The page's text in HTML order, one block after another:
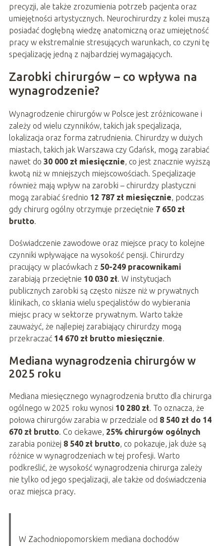
precyzji, ale także zrozumienia potrzeb pacjenta oraz
umiejętności artystycznych. Neurochirurdzy z kolei muszą
posiadać dogłębną wiedzę anatomiczną oraz umiejętność
pracy w ekstremalnie stresujących warunkach, co czyni tę
specjalizację jedną z najbardziej wymagających.
Zarobki chirurgów – co wpływa na
wynagrodzenie?
Wynagrodzenie chirurgów w Polsce jest zróżnicowane i
zależy od wielu czynników, takich jak specjalizacja,
lokalizacja oraz forma zatrudnienia. Chirurdzy w dużych
miastach, takich jak Warszawa czy Gdańsk, mogą zarabiać
nawet do 30 000 zł miesięcznie, co jest znacznie wyższą
kwotą niż w mniejszych miejscowościach. Specjalizacje
również mają wpływ na zarobki – chirurdzy plastyczni
mogą zarabiać średnio 12 787 zł miesięcznie, podczas
gdy chirurg ogólny otrzymuje przeciętnie 7 650 zł
brutto.
Doświadczenie zawodowe oraz miejsce pracy to kolejne
czynniki wpływające na wysokość pensji. Chirurdzy
pracujący w placówkach z 50-249 pracownikami
zarabiają przeciętnie 10 030 zł. W instytucjach
publicznych zarobki są często niższe niż w prywatnych
klinikach, co skłania wielu specjalistów do wybierania
miejsc pracy w sektorze prywatnym. Warto także
zauważyć, że najlepiej zarabiający chirurdzy mogą
przekraczać 14 670 zł brutto miesięcznie.
Mediana wynagrodzenia chirurgów w
2025 roku
Mediana miesięcznego wynagrodzenia brutto dla chirurga
ogólnego w 2025 roku wynosi 10 280 zł. To oznacza, że
połowa chirurgów zarabia w przedziale od 8 540 zł do 14
670 zł brutto. Co ciekawe, 25% chirurgów ogólnych
zarabia poniżej 8 540 zł brutto, co pokazuje, jak duże są
różnice w wynagrodzeniach w tej profesji. Warto
podkreślić, że wysokość wynagrodzenia chirurga zależy
nie tylko od jego specjalizacji, ale także od doświadczenia
oraz miejsca pracy.
W Zachodniopomorskiem mediana dochodów